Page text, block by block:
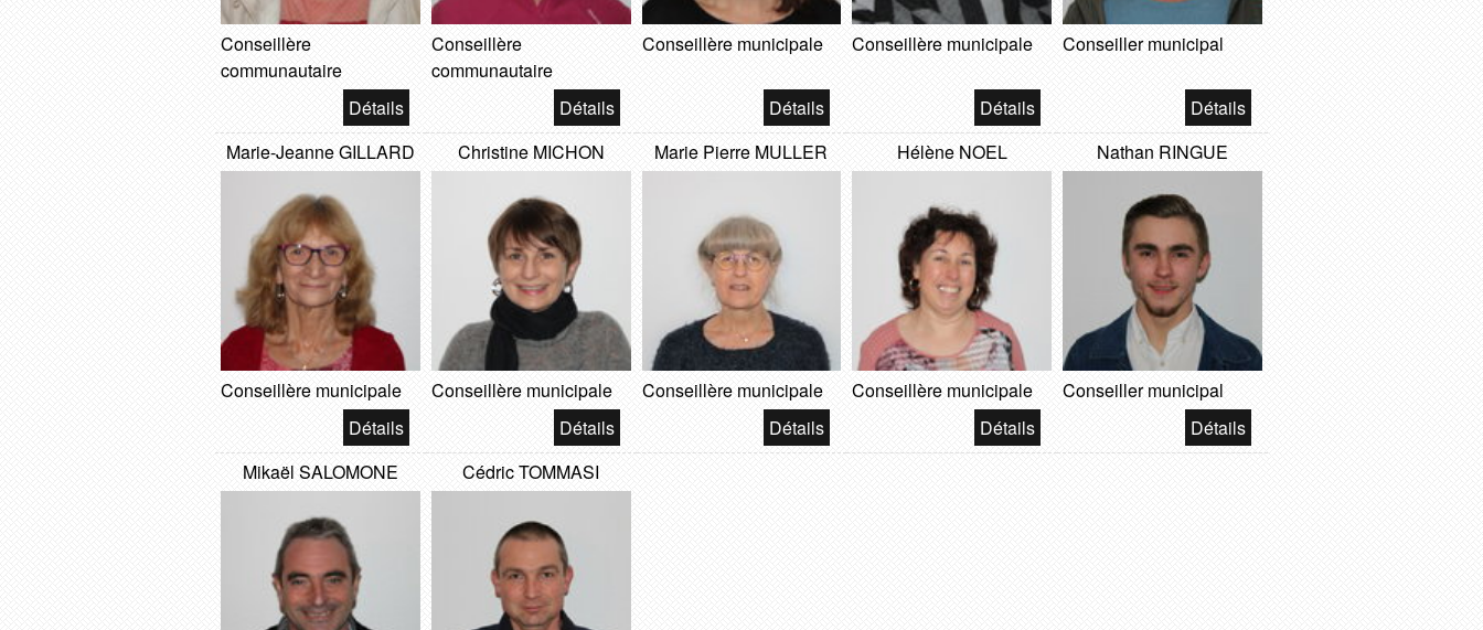
Conseillère
communautaire
Conseillère
communautaire
Conseillère municipale Conseillère municipale Conseiller municipal
Marie-Jeanne GILLARD
Conseillère municipale
Christine MICHON
Conseillère municipale
Marie Pierre MULLER
Conseillère municipale
Hélène NOEL
Conseillère municipale
Nathan RINGUE
Conseiller municipal
Mikaël SALOMONE Cédric TOMMASI